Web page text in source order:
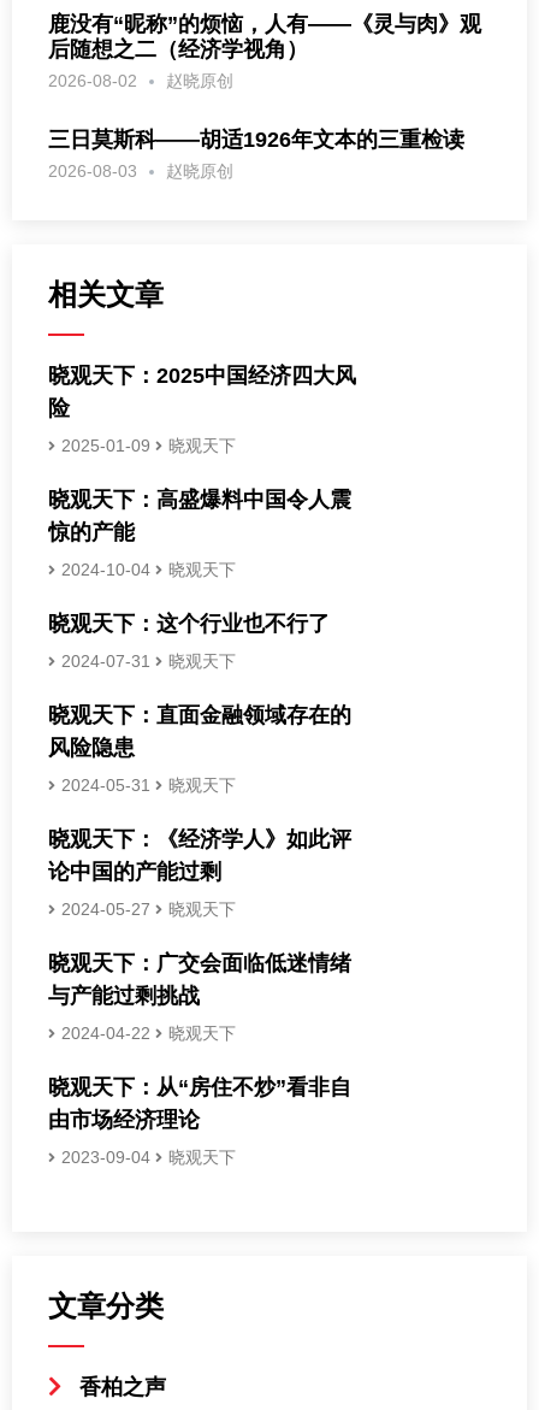
鹿没有“昵称”的烦恼，人有——《灵与肉》观
后随想之二（经济学视角）
2026-08-02 赵晓原创
三日莫斯科——胡适1926年文本的三重检读
2026-08-03 赵晓原创
相关文章
晓观天下：2025中国经济四大风
险
2025-01-09 晓观天下
晓观天下：高盛爆料中国令人震
惊的产能
2024-10-04 晓观天下
晓观天下：这个行业也不行了
2024-07-31 晓观天下
晓观天下：直面金融领域存在的
风险隐患
2024-05-31 晓观天下
晓观天下：《经济学人》如此评
论中国的产能过剩
2024-05-27 晓观天下
晓观天下：广交会面临低迷情绪
与产能过剩挑战
2024-04-22 晓观天下
晓观天下：从“房住不炒”看非自
由市场经济理论
2023-09-04 晓观天下
文章分类
香柏之声